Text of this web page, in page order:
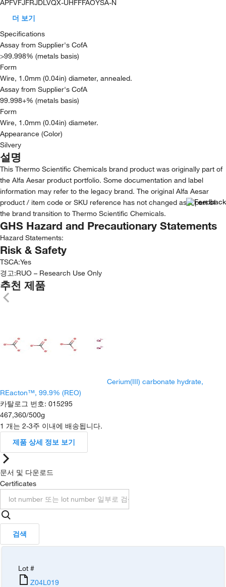
APFVFJFRJDLVQX-UHFFFAOYSA-N
더 보기
Specifications
Assay from Supplier's CofA
>99.998% (metals basis)
Form
Wire, 1.0mm (0.04in) diameter, annealed.
Assay from Supplier's CofA
99.998+% (metals basis)
Form
Wire, 1.0mm (0.04in) diameter.
Appearance (Color)
Silvery
설명
This Thermo Scientific Chemicals brand product was originally part of
the Alfa Aesar product portfolio. Some documentation and label
information may refer to the legacy brand. The original Alfa Aesar
product / item code or SKU reference has not changed as a part of
the brand transition to Thermo Scientific Chemicals.
GHS Hazard and Precautionary Statements
Hazard Statements:
Risk & Safety
TSCA:Yes
경고:RUO – Research Use Only
추천 제품
Cerium(III) carbonate hydrate,
REacton™, 99.9% (REO)
카탈로그 번호: 015295
467,360/500g
1 개는 2-3주 이내에 배송됩니다.
제품 상세 정보 보기
문서 및 다운로드
Certificates
검색
Lot #
Z04L019